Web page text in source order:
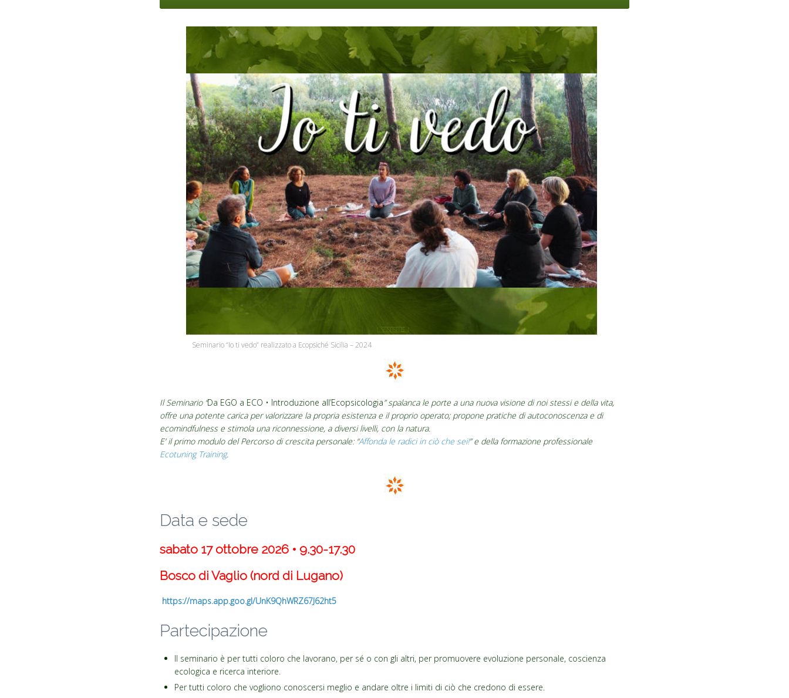
Seminario “Io ti vedo” realizzato a Ecopsiché Sicilia – 2024
Il Seminario “Da EGO a ECO • Introduzione all’Ecopsicologia” spalanca le porte a una nuova visione di noi stessi e della vita,
offre una potente carica per valorizzare la propria esistenza e il proprio operato; propone pratiche di autoconoscenza e di
ecomindfulness e stimola una riconnessione, a diversi livelli, con la natura.
E’ il primo modulo del Percorso di crescita personale: “Affonda le radici in ciò che sei!” e della formazione professionale
Ecotuning Training.
Data e sede
sabato 17 ottobre 2026 • 9.30-17.30
Bosco di Vaglio (nord di Lugano)
https://maps.app.goo.gl/UnK9QhWRZ67J62ht5
Partecipazione
Il seminario è per tutti coloro che lavorano, per sé o con gli altri, per promuovere evoluzione personale, coscienza
ecologica e ricerca interiore.
Per tutti coloro che vogliono conoscersi meglio e andare oltre i limiti di ciò che credono di essere.